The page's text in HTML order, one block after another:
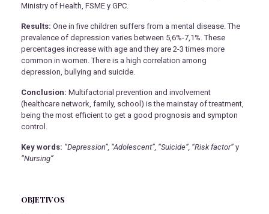
Ministry of Health, FSME y GPC.
Results: One in five children suffers from a mental disease. The
prevalence of depression varies between 5,6%-7,1%. These
percentages increase with age and they are 2-3 times more
common in women. There is a high correlation among
depression, bullying and suicide.
Conclusion: Multifactorial prevention and involvement
(healthcare network, family, school) is the mainstay of treatment,
being the most efficient to get a good prognosis and sympton
control.
Key words: “Depression”, “Adolescent”, “Suicide”, “Risk factor” y
“Nursing”
OBJETIVOS